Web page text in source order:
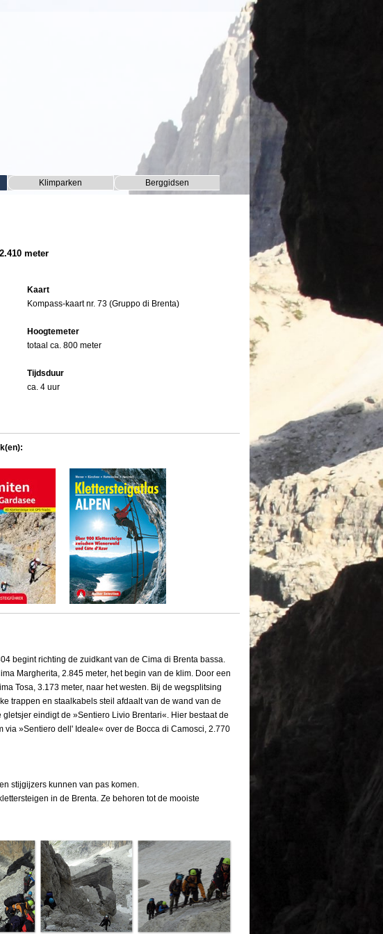
▼
Klimparken ▼
Berggidsen
meter
Kaart
Kompass-kaart nr. 73 (Gruppo di Brenta)
Hoogtemeter
totaal ca. 800 meter
Tijdsduur
ca. 4 uur
begint richting de zuidkant van de Cima di Brenta bassa.
Margherita, 2.845 meter, het begin van de klim. Door een
Tosa, 3.173 meter, naar het westen. Bij de wegsplitsing
trappen en staalkabels steil afdaalt van de wand van de
eindigt de »Sentiero Livio Brentari«. Hier bestaat de
via »Sentiero dell' Ideale« over de Bocca di Camosci, 2.770
stijgijzers kunnen van pas komen.
in de Brenta. Ze behoren tot de mooiste